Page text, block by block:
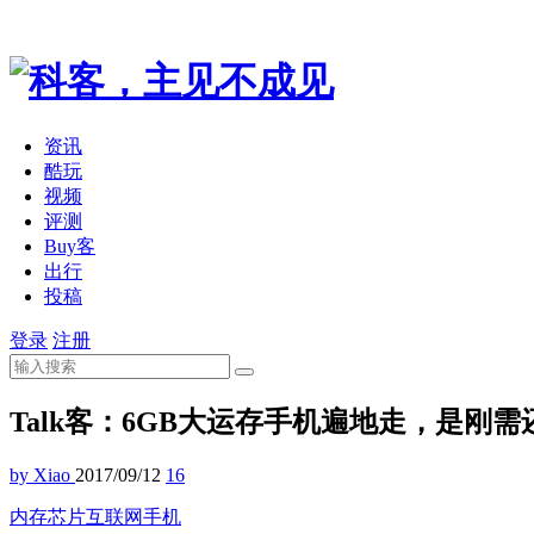
资讯
酷玩
视频
评测
Buy客
出行
投稿
登录 注册
Talk客：6GB大运存手机遍地走，是刚需
by Xiao 2017/09/12 16
内存芯片互联网手机